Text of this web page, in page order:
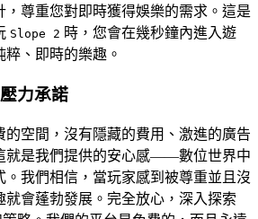
，尊重您對即時獲得娛樂的需求。這是
Slope 2 時，您會在幾秒鐘內進入遊
、即時的樂趣。
力承諾
的空間，沒有隱藏的費用、激進的廣告
就是我們提供的安心感——數位世界中
。我們相信，當玩家感到被尊重並且沒
就會蓬勃發展。完全放心，深入探索